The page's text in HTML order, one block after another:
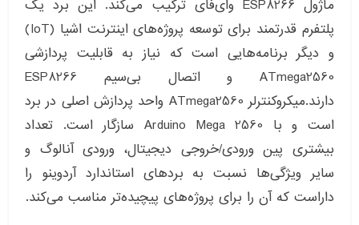
ماژول ESP8266 وای‌فای ترکیب می‌کند. این برد یک
پلتفرم قدرتمند برای توسعه پروژه‌های اینترنت اشیا (IoT)
و دیگر برنامه‌هایی است که نیاز به قابلیت پردازشی
ATmega2560 و اتصال بی‌سیم ESP8266
دارند.میکروکنترلر ATmega2560 واحد پردازش اصلی در برد
است و با Arduino Mega 2560 سازگار است. تعداد
بیشتری پین ورودی/خروجی دیجیتال، ورودی آنالوگ و
سایر ویژگی‌ها نسبت به بردهای استاندارد آردوینو را
داراست که آن را برای پروژه‌های پیچیده‌تر مناسب می‌کند.